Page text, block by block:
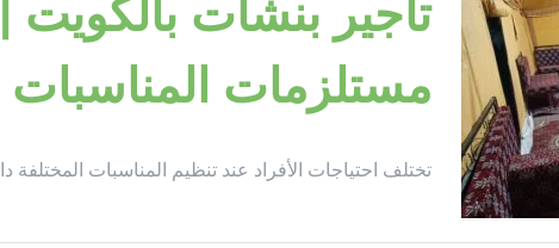
تأجير بنشات بالكويت |
مستلزمات المناسبات –
تختلف احتياجات الأفراد عند تنظيم المناسبات